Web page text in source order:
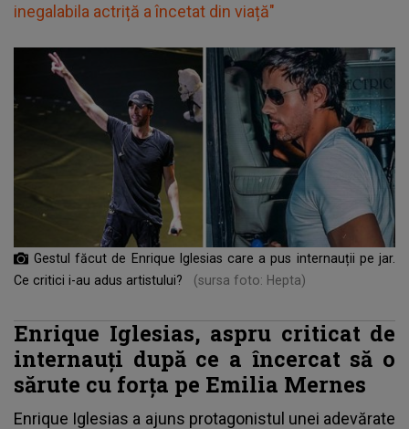
inegalabila actriță a încetat din viață"
Gestul făcut de Enrique Iglesias care a pus internauții pe jar.
Ce critici i-au adus artistului?
(sursa foto: Hepta)
Enrique Iglesias, aspru criticat de
internauți după ce a încercat să o
sărute cu forța pe Emilia Mernes
Enrique Iglesias a ajuns protagonistul unei adevărate